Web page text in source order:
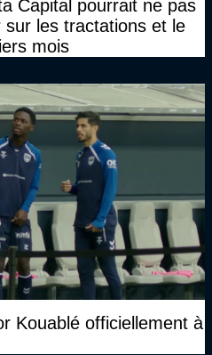
Capital pourrait ne pas
les tractations et le
mois
Kouablé officiellement à